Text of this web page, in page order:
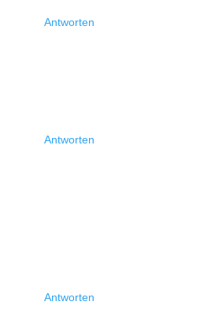
Antworten
Antworten
Antworten